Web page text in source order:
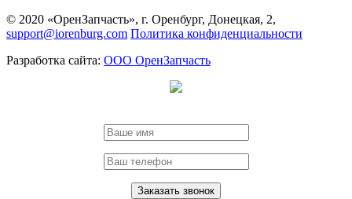
© 2020 «ОренЗапчасть», г. Оренбург, Донецкая, 2,
support@iorenburg.com Политика конфиденциальности
Разработка сайта: ООО ОренЗапчасть